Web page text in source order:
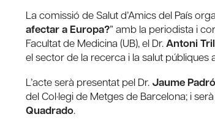
La comissió de Salut d’Amics del País
afectar a Europa?” amb la periodista i
Facultat de Medicina (UB), el Dr.Antoni
el sector de la recerca i la salut públiques
L’acte serà presentat pel Dr. Jaume
del Col·legi de Metges de Barcelona; i
Quadrado.